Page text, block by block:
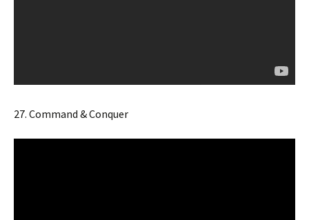
27. Command & Conquer